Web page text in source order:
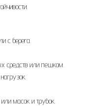
с берега.
средств или пешком.
масок и трубок.